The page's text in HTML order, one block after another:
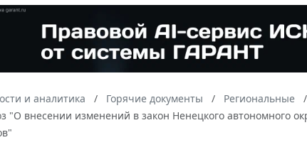
и аналитика Горячие документы Региональные
"О внесении изменений в закон Ненецкого автономного